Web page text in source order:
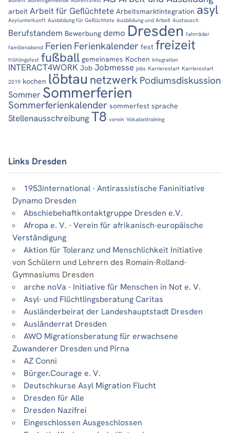
arbeit Arbeit für Geflüchtete Arbeitsmarktintegration asyl
Asylunterkunft Ausbildung für Geflüchtete Ausbildung und Arbeit Austausch
Berufstandem Bewerbung demo Dresden fahrräder
familienabend Ferien Ferienkalender fest freizeit
frühlingsfest fußball gemeinames Kochen integration
INTERACT4WORK Job Jobmesse jobs Karrierestart Karrierestart
2019 kochen löbtau netzwerk Podiumsdiskussion
Sommer Sommerferien
Sommerferienkalender sommerfest sprache
Stellenausschreibung T8 verein Vokabeltraining
Links Dresden
1953international - Antirassistische Faninitiative
Dynamo Dresden
Abschiebehaftkontaktgruppe Dresden e.V.
Afropa e. V. - Verein für afrikanisch-europäische
Verständigung
Aktion für Toleranz und Menschlichkeit Initiative
von Schülern und Lehrern des Romain-Rolland-
Gymnasiums Dresden
arche noVa - Initiative für Menschen in Not e. V.
Asyl- und Flüchtlingsberatung Caritas
Ausländerbeirat der Landeshauptstadt Dresden
Ausländerrat Dresden
AWO Migrationsberatung für erwachsene
Zuwanderer Dresden und Pirna
AZ Conni
Bürger.Courage e. V.
Deutschkurse Asyl Migration Flucht
Dresden für Alle
Dresden Nazifrei
Eingeschlossen Ausgeschlossen